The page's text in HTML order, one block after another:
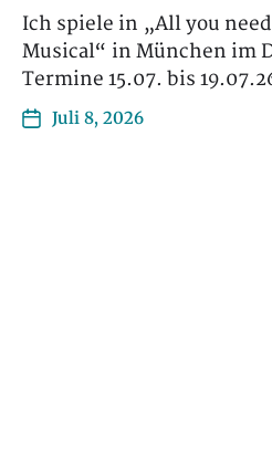
Ich spiele in „All you
Musical“ in München im
Termine 15.07. bis
Juli 8, 2026